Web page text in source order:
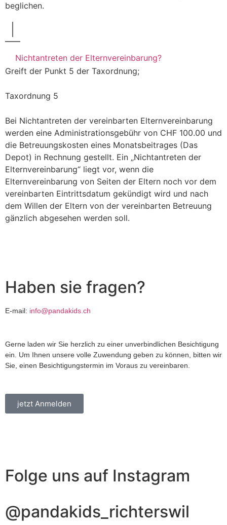
beglichen.
Nichtantreten der Elternvereinbarung?
Greift der Punkt 5 der Taxordnung;
Taxordnung 5
Bei Nichtantreten der vereinbarten Elternvereinbarung
werden eine Administrationsgebühr von CHF 100.00 und
die Betreuungskosten eines Monatsbeitrages (Das
Depot) in Rechnung gestellt. Ein „Nichtantreten der
Elternvereinbarung“ liegt vor, wenn die
Elternvereinbarung von Seiten der Eltern noch vor dem
vereinbarten Eintrittsdatum gekündigt wird und nach
dem Willen der Eltern von der vereinbarten Betreuung
gänzlich abgesehen werden soll.
Haben sie fragen?
E-mail: info@pandakids.ch
Gerne laden wir Sie herzlich zu einer unverbindlichen Besichtigung
ein. Um Ihnen unsere volle Zuwendung geben zu können, bitten wir
Sie, einen Besichtigungstermin im Voraus zu vereinbaren.
jetzt Anmelden
Folge uns auf Instagram
@pandakids_richterswil